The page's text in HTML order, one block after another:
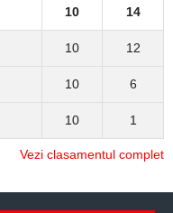
10 14
10 12
10 6
10 1
Vezi clasamentul complet